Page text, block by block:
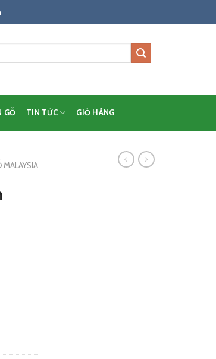
GỖ TIN TỨC GIỎ HÀNG
MALAYSIA